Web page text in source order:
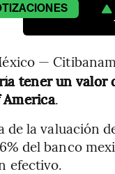
—
tener un valor
.
de la valuación
del banco
efectivo.